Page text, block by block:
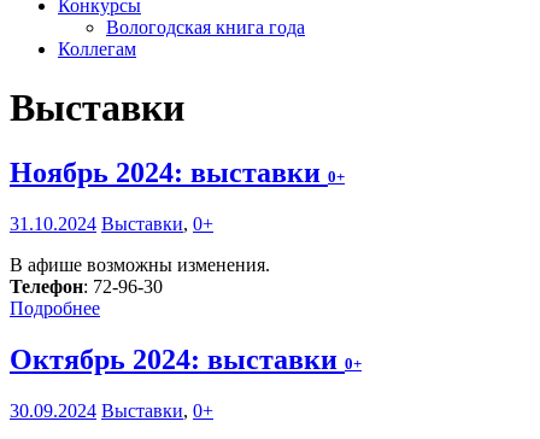
Конкурсы
Вологодская книга года
Коллегам
Выставки
Ноябрь 2024: выставки 0+
31.10.2024 Выставки, 0+
В афише возможны изменения.
Телефон: 72-96-30
Подробнее
Октябрь 2024: выставки 0+
30.09.2024 Выставки, 0+